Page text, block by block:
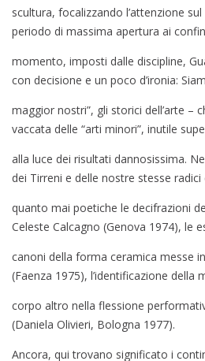
scultura, focalizzando l’attenzione
periodo di massima apertura ai
momento, imposti dalle discipline,
con decisione e un poco d’ironia:
maggior nostri”, gli storici dell’arte –
vaccata delle “arti minori”, inutile
alla luce dei risultati dannosissima.
dei Tirreni e delle nostre stesse
quanto mai poetiche le decifrazioni
Celeste Calcagno (Genova 1974), le
canoni della forma ceramica messe
(Faenza 1975), l’identificazione della
corpo altro nella flessione
(Daniela Olivieri, Bologna 1977).
Ancora, qui trovano significato i